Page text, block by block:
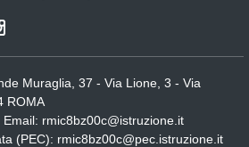
Muraglia, 37 - Via Lione, 3 - Via
ROMA
Email: rmic8bz00c@istruzione.it
(PEC): rmic8bz00c@pec.istruzione.it